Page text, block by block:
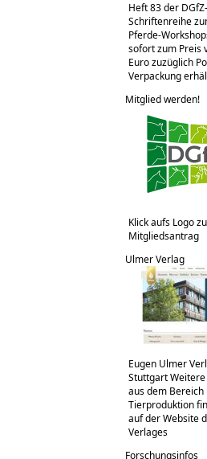
Heft 83 der DGfZ-
Schriftenreihe
Pferde-
sofort zum Preis
Euro zuzüglich
Verpackung
Mitglied werden!
Klick aufs Logo
Mitgliedsantrag
Ulmer Verlag
Eugen Ulmer
Stuttgart
aus dem Bereich
Tierproduktion
auf der Website
Verlages
Forschungsinfos